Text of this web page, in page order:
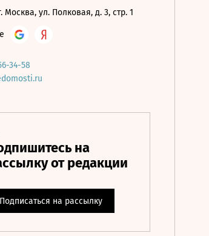
Москва, ул. Полковая, д. 3, стр. 1
34-58